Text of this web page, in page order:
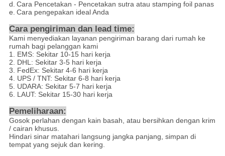
d. Cara Pencetakan - Pencetakan sutra atau stamping foil panas
e. Cara pengepakan ideal Anda
Cara pengiriman dan lead time:
Kami menyediakan layanan pengiriman barang dari rumah ke
rumah bagi pelanggan kami
1. EMS: Sekitar 10-15 hari kerja
2. DHL: Sekitar 3-5 hari kerja
3. FedEx: Sekitar 4-6 hari kerja
4. UPS / TNT: Sekitar 6-8 hari kerja
5. UDARA: Sekitar 5-7 hari kerja
6. LAUT: Sekitar 15-30 hari kerja
Pemeliharaan:
Gosok perlahan dengan kain basah, atau bersihkan dengan krim
/ cairan khusus.
Hindari sinar matahari langsung jangka panjang, simpan di
tempat yang sejuk dan kering.